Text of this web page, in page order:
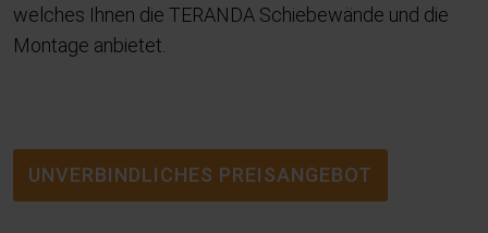
welches Ihnen die TERANDA Schiebewände und die
Montage anbietet.
UNVERBINDLICHES PREISANGEBOT